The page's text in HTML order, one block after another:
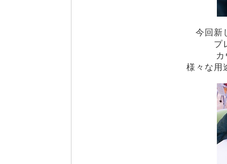
今回新
プ
様々な用